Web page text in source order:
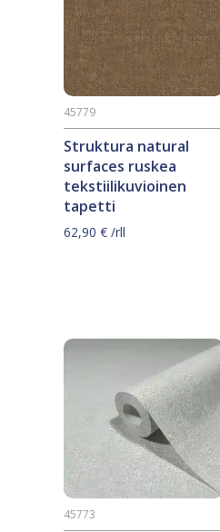
Struktura natural
surfaces ruskea
tekstiilikuvioinen
tapetti
45779
62,90 € /rll
45773